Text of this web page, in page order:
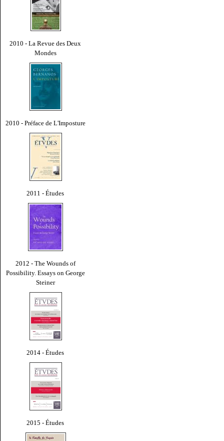
2010 - La Revue des Deux
Mondes
2010 - Préface de L'Imposture
2011 - Études
2012 - The Wounds of
Possibility. Essays on George
Steiner
2014 - Études
2015 - Études